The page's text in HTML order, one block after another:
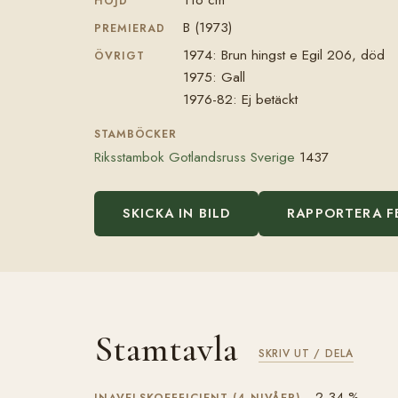
PREMIERAD B (1973)
ÖVRIGT
1974: Brun hingst e Egil 206, död
1975: Gall
1976-82: Ej betäckt
STAMBÖCKER
Riksstambok Gotlandsruss Sverige 1437
SKICKA IN BILD RAPPORTERA
Stamtavla SKRIV UT / DELA